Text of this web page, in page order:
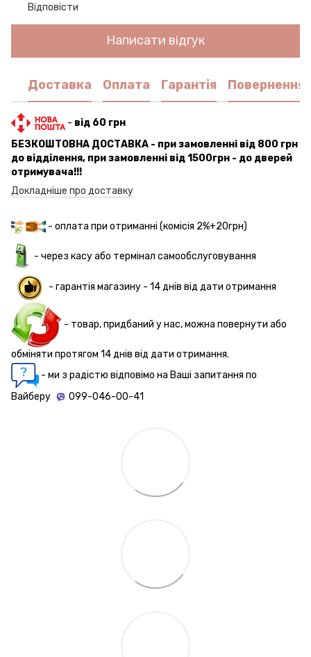
Відповісти
Написати відгук
Доставка Оплата Гарантія Повернення
- від 60 грн
БЕЗКОШТОВНА ДОСТАВКА - при замовленні від 800 грн
до відділення, при замовленні від 1500грн - до дверей
отримувача!!!
Докладніше про доставку
- оплата при отриманні (комісія 2%+20грн)
- через касу або термінал самообслуговування
- гарантія магазину - 14 днів від дати отримання
- товар, придбаний у нас, можна повернути або
обміняти протягом 14 днів від дати отримання.
- ми з радістю відповімо на Ваші запитання по
Вайберу
099-046-00-41